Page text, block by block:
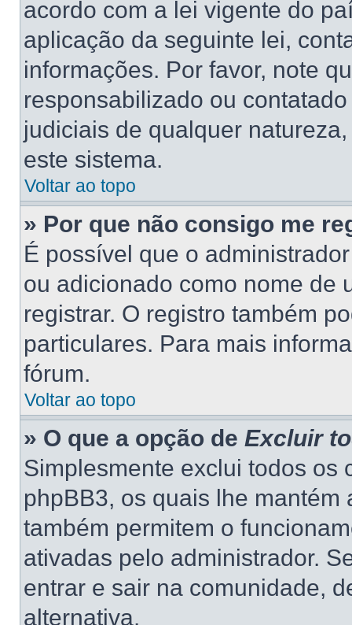
acordo com a lei vigente do
aplicação da seguinte lei,
informações. Por favor, note
responsabilizado ou
judiciais de qualquer
este sistema.
Voltar ao topo
» Por que não consigo me
É possível que o
ou adicionado como nome de
registrar. O registro também
particulares. Para mais
fórum.
Voltar ao topo
» O que a opção de Excluir
Simplesmente exclui todos os
phpBB3, os quais lhe
também permitem o
ativadas pelo administrador.
entrar e sair na comunidade,
alternativa.